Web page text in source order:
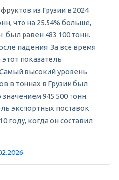
из Грузии в 2024
что на 25.54% больше,
был равен 483 100 тонн.
падения. За все время
показатель
высокий уровень
в тоннах в Грузии был
значением 945 500 тонн.
экспортных поставок
году, когда он составил